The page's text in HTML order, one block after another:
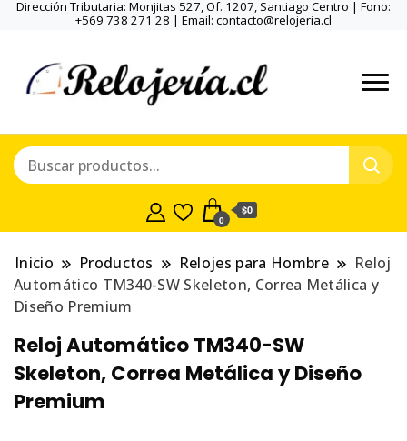
Dirección Tributaria: Monjitas 527, Of. 1207, Santiago Centro | Fono:
+569 738 271 28 | Email: contacto@relojeria.cl
0
$0
Inicio Productos Relojes para Hombre
Reloj
Automático TM340-SW Skeleton, Correa Metálica y
Diseño Premium
Reloj Automático TM340-SW
Skeleton, Correa Metálica y Diseño
Premium